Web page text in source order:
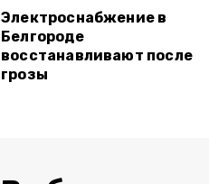
Электроснабжение в
Белгороде
восстанавливают после
грозы